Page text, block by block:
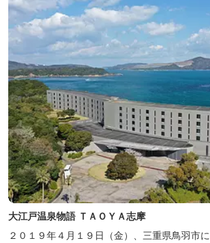
大江戸温泉物語 ＴＡＯＹＡ志摩
２０１９年４月１９日（金）、三重県鳥羽市